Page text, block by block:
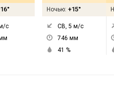
с
Ночью: +15°
СВ, 5 м/с
746 мм
41 %